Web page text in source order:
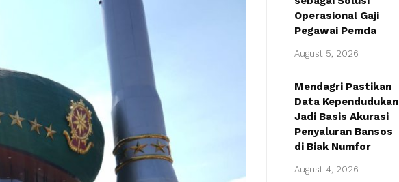
Operasional Gaji
Pegawai Pemda
August 5, 2026
Mendagri Pastikan
Data Kependudukan
Jadi Basis Akurasi
Penyaluran Bansos
di Biak Numfor
August 4, 2026